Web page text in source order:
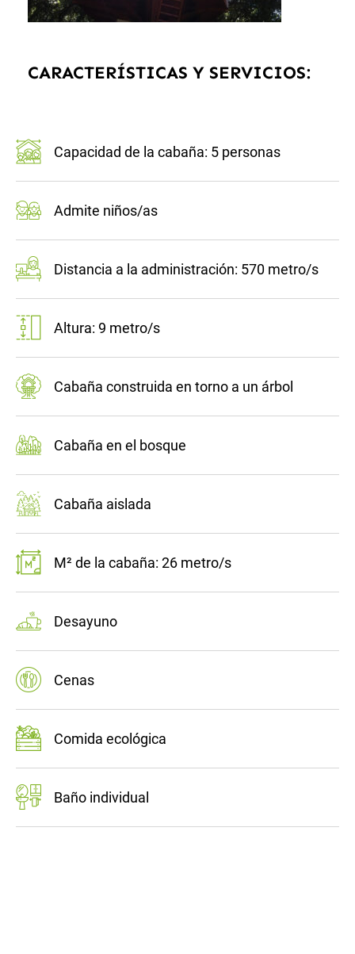
CARACTERÍSTICAS Y SERVICIOS:
Capacidad de la cabaña: 5 personas
Admite niños/as
Distancia a la administración: 570 metro/s
Altura: 9 metro/s
Cabaña construida en torno a un árbol
Cabaña en el bosque
Cabaña aislada
M² de la cabaña: 26 metro/s
Desayuno
Cenas
Comida ecológica
Baño individual